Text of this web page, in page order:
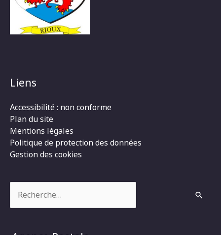
Liens
Accessibilité : non conforme
Plan du site
Mentions légales
Politique de protection des données
Gestion des cookies